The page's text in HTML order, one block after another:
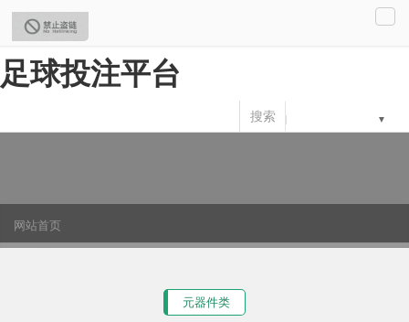
足球投注平台
搜索
切
网站首页
产品展示
元器件类